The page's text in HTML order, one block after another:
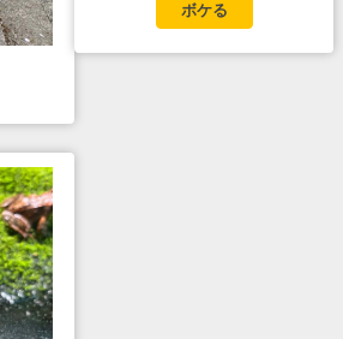
ボケる